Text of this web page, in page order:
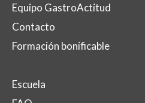
Equipo GastroActitud
Contacto
Formación bonificable
Escuela